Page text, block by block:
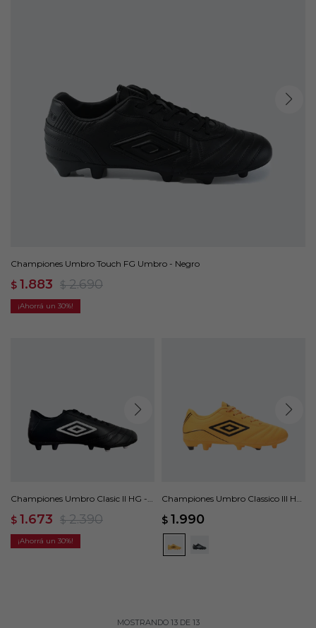
Championes Umbro Touch FG Umbro - Negro
$ 1.883 $ 2.690
30
Championes Umbro Clasic II HG -
$ 1.673 $ 2.390
30
Championes Umbro Classico III HG
$ 1.990
MOSTRANDO 13DE 13